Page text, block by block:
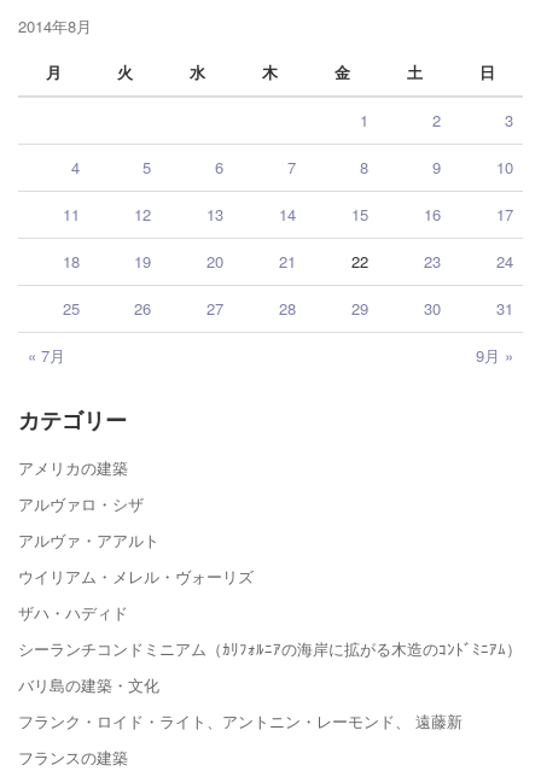
2014年8月
月
火 水 木 金 土 日
« 7月 9月 »
1 2 3
4 5 6 7 8 9 10
11 12 13 14 15 16 17
18 19 20 21 22 23 24
25 26 27 28 29 30 31
カテゴリー
アメリカの建築
アルヴァロ・シザ
アルヴァ・アアルト
ウイリアム・メレル・ヴォーリズ
ザハ・ハディド
シーランチコンドミニアム（ｶﾘﾌｫﾙﾆｱの海岸に拡がる木造のｺﾝﾄﾞﾐﾆｱﾑ）
バリ島の建築・文化
フランク・ロイド・ライト、アントニン・レーモンド、 遠藤新
フランスの建築